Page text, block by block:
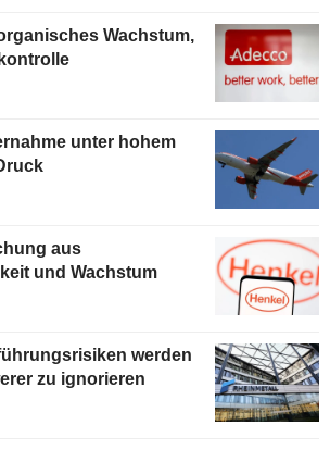
Wachstum,
unter hohem
aus
und Wachstum
werden
zu ignorieren